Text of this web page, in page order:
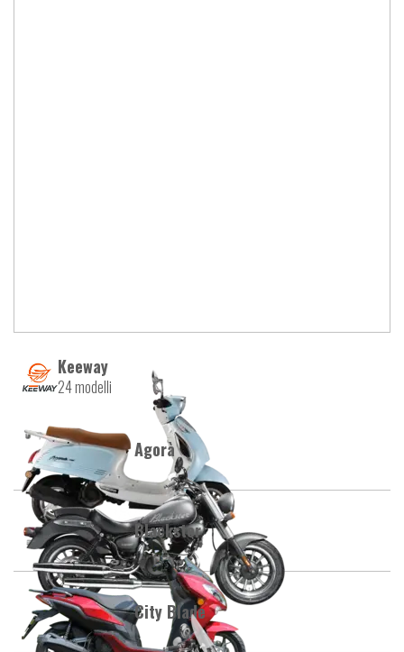
Keeway
24 modelli
Agorà
Blackster
City Blade